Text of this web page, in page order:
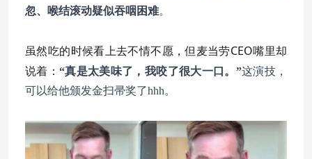
忽、喉结滚动疑似吞咽困难。
虽然吃的时候看上去不情不愿，但麦当劳CEO嘴里却
说着：“真是太美味了，我咬了很大一口。”这演技，
可以给他颁发金扫帚奖了hhh。